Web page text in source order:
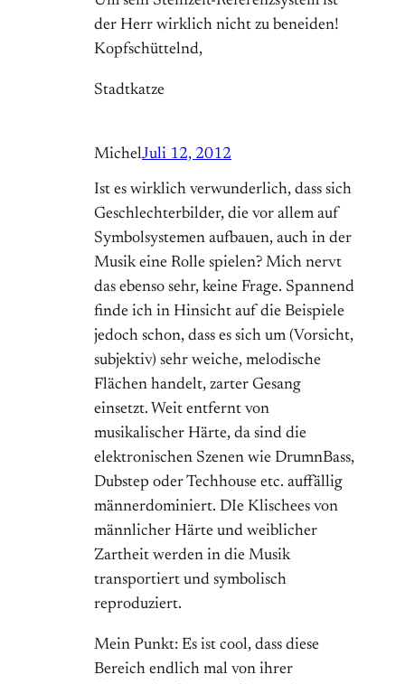
der Herr wirklich nicht zu beneiden!
Kopfschüttelnd,
Stadtkatze
MichelJuli 12, 2012
Ist es wirklich verwunderlich, dass sich
Geschlechterbilder, die vor allem auf
Symbolsystemen aufbauen, auch in der
Musik eine Rolle spielen? Mich nervt
das ebenso sehr, keine Frage. Spannend
finde ich in Hinsicht auf die Beispiele
jedoch schon, dass es sich um (Vorsicht,
subjektiv) sehr weiche, melodische
Flächen handelt, zarter Gesang
einsetzt. Weit entfernt von
musikalischer Härte, da sind die
elektronischen Szenen wie DrumnBass,
Dubstep oder Techhouse etc. auffällig
männerdominiert. DIe Klischees von
männlicher Härte und weiblicher
Zartheit werden in die Musik
transportiert und symbolisch
reproduziert.
Mein Punkt: Es ist cool, dass diese
Bereich endlich mal von ihrer